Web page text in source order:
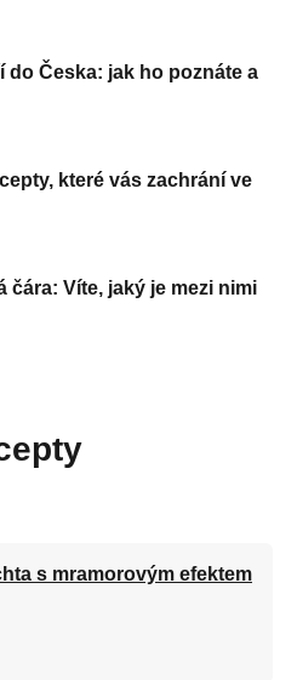
do Česka: jak ho poznáte a
které vás zachrání ve
čára: Víte, jaký je mezi nimi
s mramorovým efektem